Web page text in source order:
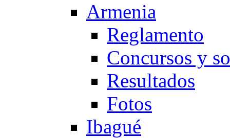
Armenia
Reglamento
Concursos y
Resultados
Fotos
Ibagué